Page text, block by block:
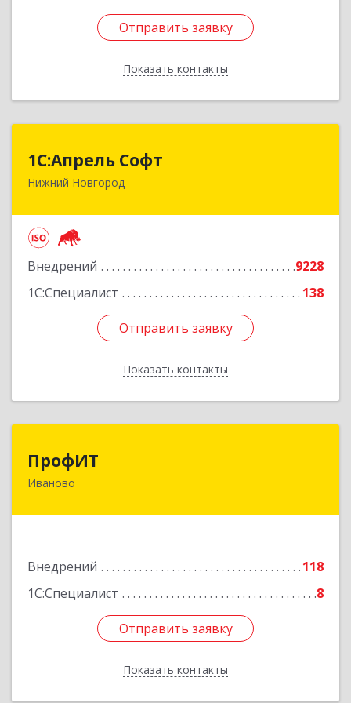
Отправить заявку
Показать контакты
Отправить заявку
Назад
1С:Апрель Софт
Нижний Новгород
Внедрений
9228
1С:Специалист
138
Отправить заявку
Показать контакты
603000, Нижегородская обл, Нижний Новгород
Отправить заявку
Назад
ПрофИТ
Иваново
Внедрений
118
1С:Специалист
8
Отправить заявку
Показать контакты
153000, Ивановская обл, г.о. город Иваново,
Подробнее
Отправить заявку
Назад